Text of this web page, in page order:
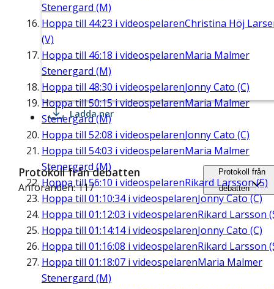
Stenergard (M)
Hoppa till 44:23 i videospelarenChristina Höj
(V)
Hoppa till 46:18 i videospelarenMaria Malmer
Stenergard (M)
Hoppa till 48:30 i videospelarenJonny Cato (C)
Hoppa till50:15i videospelarenMaria Malmer
Stenergard (M)
Hoppa till 52:08 i videospelarenJonny Cato (C)
Hoppa till 54:03 i videospelarenMaria Malmer
Stenergard (M)
Hoppa till56:10 i videospelarenRikard Larsson (S)
Hoppa till 01:10:34i videospelarenJonny Cato (C)
Hoppa till 01:12:03 i videospelarenRikard Larsson
Hoppa till 01:14:14i videospelarenJonny Cato (C)
Hoppa till 01:16:08 i videospelarenRikard Larsson
Hoppa till 01:18:07 i videospelarenMaria Malmer
Stenergard (M)
Ladda ner
Protokoll från debatten
Anföranden: 117
Protokoll från
debatten